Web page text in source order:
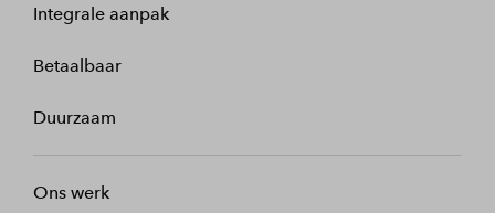
Integrale aanpak
Betaalbaar
Duurzaam
Ons werk